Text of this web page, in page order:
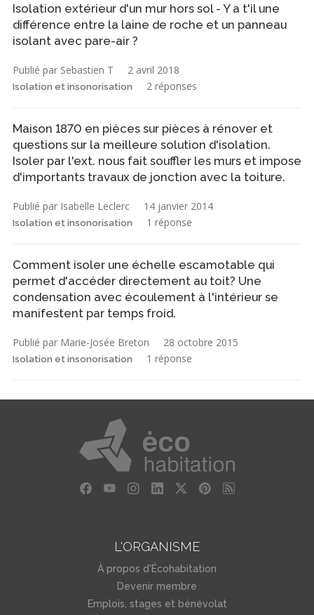
Isolation extérieur d'un mur hors sol - Y a t'il une
différence entre la laine de roche et un panneau
isolant avec pare-air ?
Publié par Sebastien T 2 avril 2018
Isolation et insonorisation 2 réponses
Maison 1870 en pièces sur pièces à rénover et
questions sur la meilleure solution d'isolation.
Isoler par l'ext. nous fait souffler les murs et impose
d'importants travaux de jonction avec la toiture.
Publié par Isabelle Leclerc 14 janvier 2014
Isolation et insonorisation 1 réponse
Comment isoler une échelle escamotable qui
permet d'accéder directement au toit? Une
condensation avec écoulement à l'intérieur se
manifestent par temps froid.
Publié par Marie-Josée Breton 28 octobre 2015
Isolation et insonorisation 1 réponse
L'ORGANISME
À propos d'Écohabitation
Devenir membre
Emplois, stages et bénévolat